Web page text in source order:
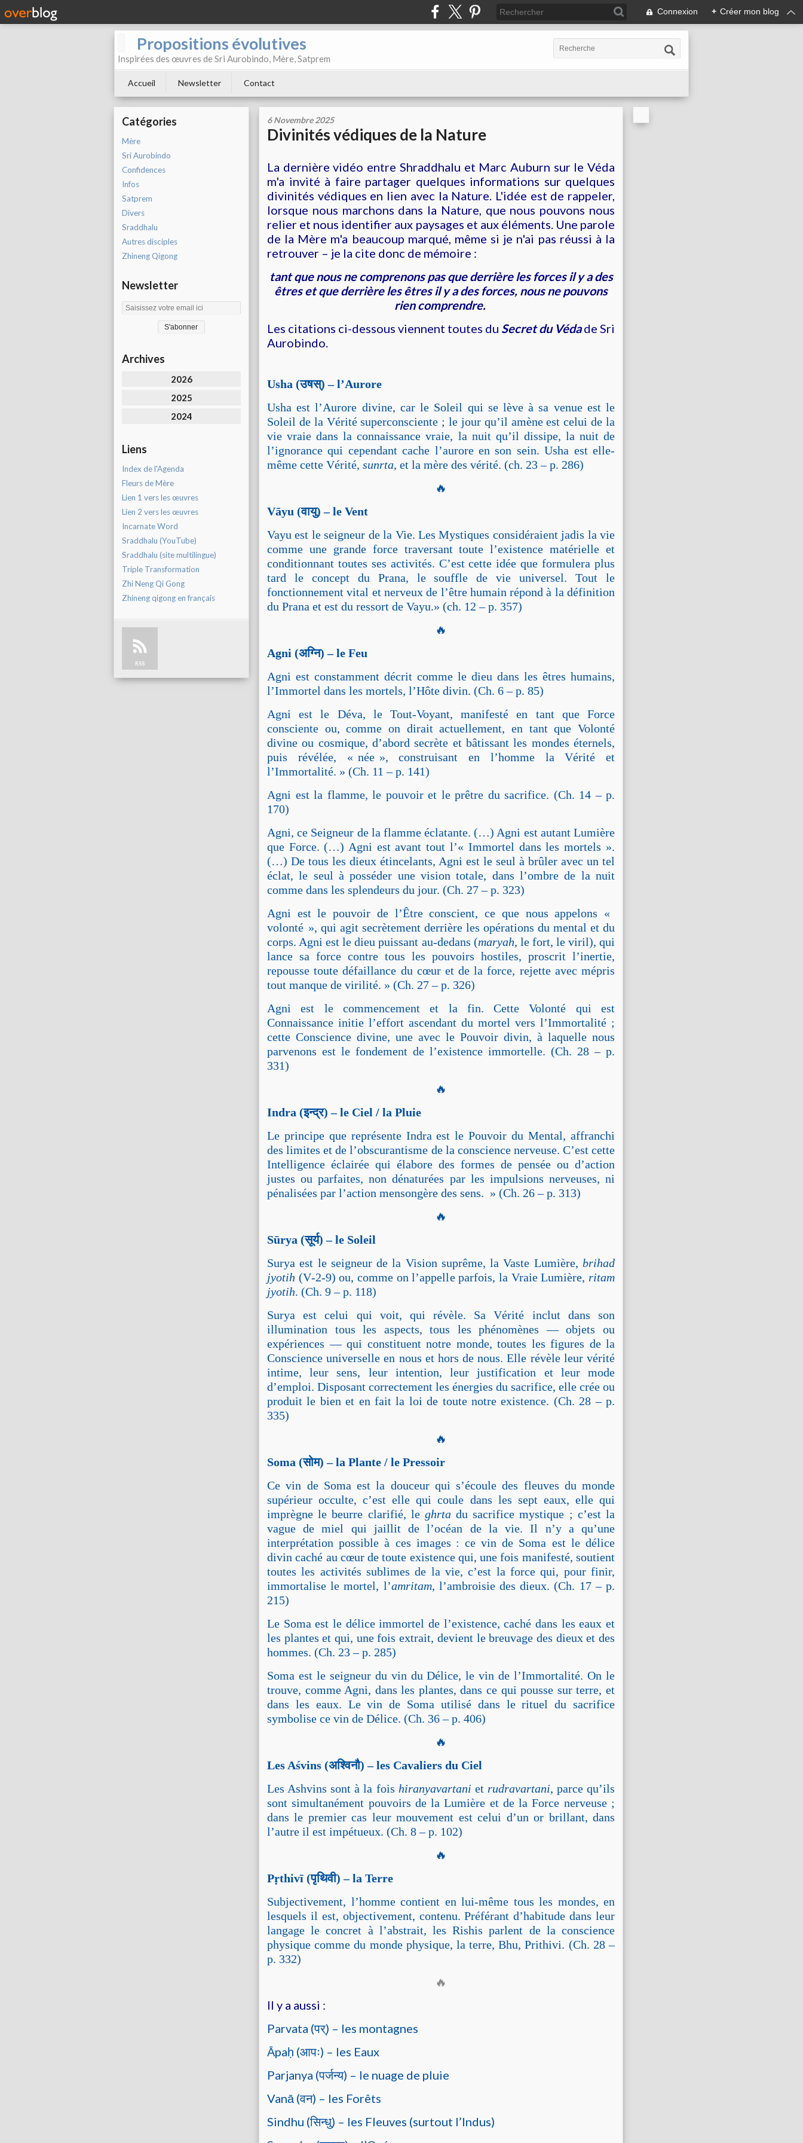
Connexion + Créer mon blog
Propositions évolutives
Inspirées des œuvres de Sri Aurobindo, Mère, Satprem
Accueil Newsletter Contact
Catégories
Mère
Sri Aurobindo
Confidences
Infos
Satprem
Divers
Sraddhalu
Autres disciples
Zhineng Qigong
Newsletter
Archives
2026
2025
2024
Liens
Index de l'Agenda
Fleurs de Mère
Lien 1 vers les œuvres
Lien 2 vers les œuvres
Incarnate Word
Sraddhalu (YouTube)
Sraddhalu (site multilingue)
Triple Transformation
Zhi Neng Qi Gong
Zhineng qigong en français
RSS
6 Novembre 2025
Divinités védiques de la Nature
La dernière vidéo entre Shraddhalu et Marc Auburn sur le Véda
m'a invité à faire partager quelques informations sur quelques
divinités védiques en lien avec la Nature. L'idée est de rappeler,
lorsque nous marchons dans la Nature, que nous pouvons nous
relier et nous identifier aux paysages et aux éléments. Une parole
de la Mère m'a beaucoup marqué, même si je n'ai pas réussi à la
retrouver – je la cite donc de mémoire :
tant que nous ne comprenons pas que derrière les forces il y a des
êtres et que derrière les êtres il y a des forces, nous ne pouvons
rien comprendre.
Les citations ci-dessous viennent toutes du Secret du Védade Sri
Aurobindo.
Usha (उषस्) – l’Aurore
Usha est l’Aurore divine, car le Soleil qui se lève à sa venue est le
Soleil de la Vérité superconsciente ; le jour qu’il amène est celui de la
vie vraie dans la connaissance vraie, la nuit qu’il dissipe, la nuit de
l’ignorance qui cependant cache l’aurore en son sein. Usha est elle-
même cette Vérité, sunrta, et la mère des vérité. (ch. 23 – p. 286)
🔥
Vāyu (वायु) – le Vent
Vayu est le seigneur de la Vie. Les Mystiques considéraient jadis la vie
comme une grande force traversant toute l’existence matérielle et
conditionnant toutes ses activités. C’est cette idée que formulera plus
tard le concept du Prana, le souffle de vie universel. Tout le
fonctionnement vital et nerveux de l’être humain répond à la définition
du Prana et est du ressort de Vayu.» (ch. 12 – p. 357)
🔥
Agni (अग्नि) – le Feu
Agni est constamment décrit comme le dieu dans les êtres humains,
l’Immortel dans les mortels, l’Hôte divin. (Ch. 6 – p. 85)
Agni est le Déva, le Tout-Voyant, manifesté en tant que Force
consciente ou, comme on dirait actuellement, en tant que Volonté
divine ou cosmique, d’abord secrète et bâtissant les mondes éternels,
puis révélée, « née », construisant en l’homme la Vérité et
l’Immortalité. » (Ch. 11 – p. 141)
Agni est la flamme, le pouvoir et le prêtre du sacrifice. (Ch. 14 – p.
170)
Agni, ce Seigneur de la flamme éclatante. (…) Agni est autant Lumière
que Force. (…) Agni est avant tout l’« Immortel dans les mortels ».
(…) De tous les dieux étincelants, Agni est le seul à brûler avec un tel
éclat, le seul à posséder une vision totale, dans l’ombre de la nuit
comme dans les splendeurs du jour. (Ch. 27 – p. 323)
Agni est le pouvoir de l’Être conscient, ce que nous appelons «
volonté », qui agit secrètement derrière les opérations du mental et du
corps. Agni est le dieu puissant au-dedans (maryah, le fort, le viril), qui
lance sa force contre tous les pouvoirs hostiles, proscrit l’inertie,
repousse toute défaillance du cœur et de la force, rejette avec mépris
tout manque de virilité. » (Ch. 27 – p. 326)
Agni est le commencement et la fin. Cette Volonté qui est
Connaissance initie l’effort ascendant du mortel vers l’Immortalité ;
cette Conscience divine, une avec le Pouvoir divin, à laquelle nous
parvenons est le fondement de l’existence immortelle. (Ch. 28 – p.
331)
🔥
Indra (इन्द्र) – le Ciel / la Pluie
Le principe que représente Indra est le Pouvoir du Mental, affranchi
des limites et de l’obscurantisme de la conscience nerveuse. C’est cette
Intelligence éclairée qui élabore des formes de pensée ou d’action
justes ou parfaites, non dénaturées par les impulsions nerveuses, ni
pénalisées par l’action mensongère des sens. » (Ch. 26 – p. 313)
🔥
Sūrya (सूर्य) – le Soleil
Surya est le seigneur de la Vision suprême, la Vaste Lumière, brihad
jyotih (V‑2‑9) ou, comme on l’appelle parfois, la Vraie Lumière, ritam
jyotih. (Ch. 9 – p. 118)
Surya est celui qui voit, qui révèle. Sa Vérité inclut dans son
illumination tous les aspects, tous les phénomènes — objets ou
expériences — qui constituent notre monde, toutes les figures de la
Conscience universelle en nous et hors de nous. Elle révèle leur vérité
intime, leur sens, leur intention, leur justification et leur mode
d’emploi. Disposant correctement les énergies du sacrifice, elle crée ou
produit le bien et en fait la loi de toute notre existence. (Ch. 28 – p.
335)
🔥
Soma (सोम) – la Plante / le Pressoir
Ce vin de Soma est la douceur qui s’écoule des fleuves du monde
supérieur occulte, c’est elle qui coule dans les sept eaux, elle qui
imprègne le beurre clarifié, le ghrtadu sacrifice mystique ; c’est la
vague de miel qui jaillit de l’océan de la vie. Il n’y a qu’une
interprétation possible à ces images : ce vin de Soma est le délice
divin caché au cœur de toute existence qui, une fois manifesté, soutient
toutes les activités sublimes de la vie, c’est la force qui, pour finir,
immortalise le mortel, l’amritam, l’ambroisie des dieux. (Ch. 17 – p.
215)
Le Soma est le délice immortel de l’existence, caché dans les eaux et
les plantes et qui, une fois extrait, devient le breuvage des dieux et des
hommes. (Ch. 23 – p. 285)
Soma est le seigneur du vin du Délice, le vin de l’Immortalité. On le
trouve, comme Agni, dans les plantes, dans ce qui pousse sur terre, et
dans les eaux. Le vin de Soma utilisé dans le rituel du sacrifice
symbolise ce vin de Délice. (Ch. 36 – p. 406)
🔥
Les Aśvins (अश्विनौ) – les Cavaliers du Ciel
Les Ashvins sont à la fois hiranyavartani et rudravartani, parce qu’ils
sont simultanément pouvoirs de la Lumière et de la Force nerveuse ;
dans le premier cas leur mouvement est celui d’un or brillant, dans
l’autre il est impétueux. (Ch. 8 – p. 102)
🔥
Pṛthivī (पृथिवी) – la Terre
Subjectivement, l’homme contient en lui-même tous les mondes, en
lesquels il est, objectivement, contenu. Préférant d’habitude dans leur
langage le concret à l’abstrait, les Rishis parlent de la conscience
physique comme du monde physique, la terre, Bhu, Prithivi. (Ch. 28 –
p. 332)
🔥
Il y a aussi :
Parvata (पर्) – les montagnes
Āpaḥ (आपः) – les Eaux
Parjanya (पर्जन्य) – le nuage de pluie
Vanā (वन) – les Forêts
Sindhu (सिन्धु) – les Fleuves (surtout l’Indus)